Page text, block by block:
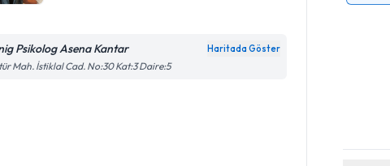
Psikolog Asena Kantar Haritada Göster
Mah. İstiklal Cad. No:30 Kat:3 Daire:5